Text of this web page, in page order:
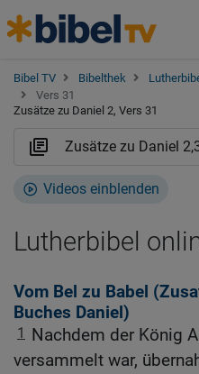
Bibel TV Bibelthek
Vers 31
Zusätze zu Daniel 2, Vers 31
Videos einblenden
Lutherbibel
Vom Bel zu Babel
Buches Daniel)
1
Nachdem der König
versammelt war,